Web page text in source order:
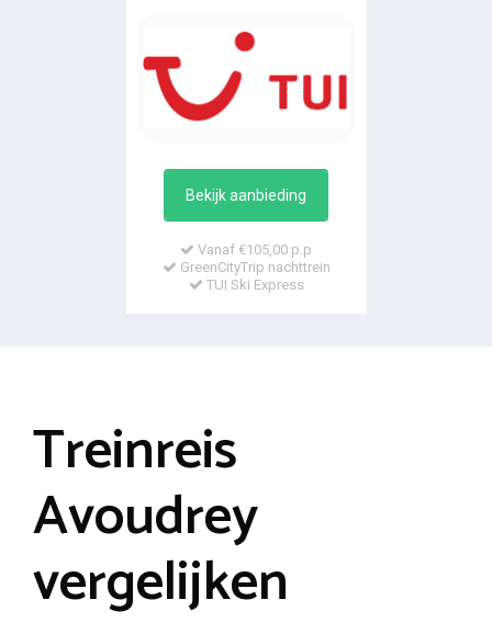
Bekijk aanbieding
Vanaf €105,00 p.p
GreenCityTrip nachttrein
TUI Ski Express
Treinreis
Avoudrey
vergelijken